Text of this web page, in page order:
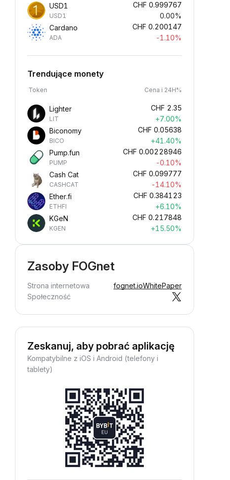
USD1
USD1
CHF 0.999767
0.00%
Cardano
ADA
CHF 0.200147
-1.10%
Trendujące monety
Token Cena i 24H%
Lighter
LIT
CHF 2.35
+7.00%
Biconomy
BICO
CHF 0.05638
+41.40%
Pump.fun
PUMP
CHF 0.00228946
-0.10%
Cash Cat
CASHCAT
CHF 0.099777
-14.10%
Ether.fi
ETHFI
CHF 0.384123
+6.10%
KGeN
KGEN
CHF 0.217848
+15.50%
Zasoby FOGnet
Strona internetowa fognet.ioWhitePaper
Społeczność
Zeskanuj, aby pobrać aplikację
Kompatybilne z iOS i Android (telefony i
tablety)